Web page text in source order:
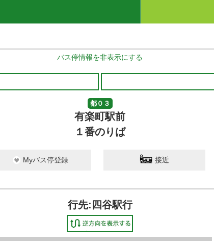
バス停情報を非表示にする
都０３
有楽町駅前
１番のりば
Myバス停登録 接近
行先:四谷駅行